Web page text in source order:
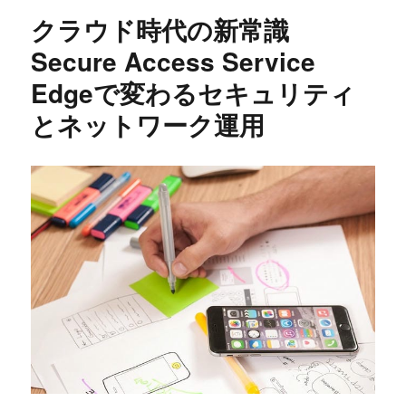
クラウド時代の新常識
Secure Access Service
Edgeで変わるセキュリティ
とネットワーク運用